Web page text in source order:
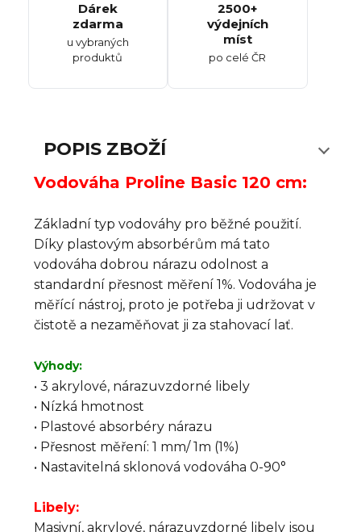
Dárek
zdarma
u vybraných
produktů
2500+
výdejních
míst
po celé ČR
POPIS ZBOŽÍ
Vodováha Proline Basic 120 cm:
Základní typ vodováhy pro běžné použití.
Díky plastovým absorbérům má tato
vodováha dobrou nárazu odolnost a
standardní přesnost měření 1%. Vodováha je
měřící nástroj, proto je potřeba ji udržovat v
čistotě a nezaměňovat ji za stahovací lať.
Výhody:
• 3 akrylové, nárazuvzdorné libely
• Nízká hmotnost
• Plastové absorbéry nárazu
• Přesnost měření: 1 mm/ 1m (1%)
• Nastavitelná sklonová vodováha 0-90°
Libely:
Masivní, akrylové, nárazuvzdorné libely jsou